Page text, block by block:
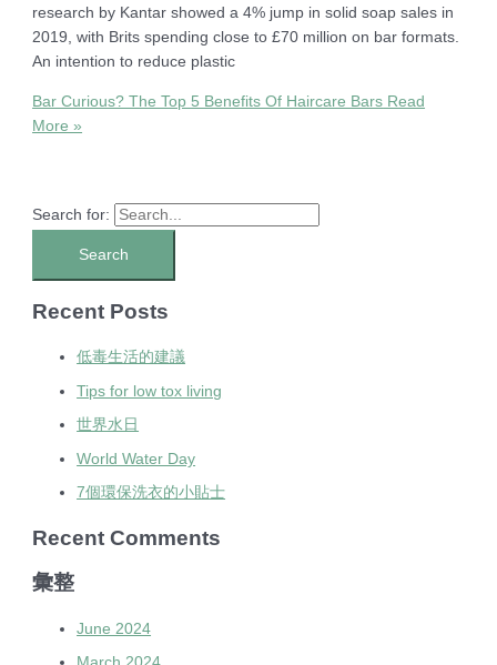
research by Kantar showed a 4% jump in solid soap sales in
2019, with Brits spending close to £70 million on bar formats.
An intention to reduce plastic
Bar Curious? The Top 5 Benefits Of Haircare Bars Read
More »
Search for:
Recent Posts
低毒生活的建議
Tips for low tox living
世界水日
World Water Day
7個環保洗衣的小貼士
Recent Comments
彙整
June 2024